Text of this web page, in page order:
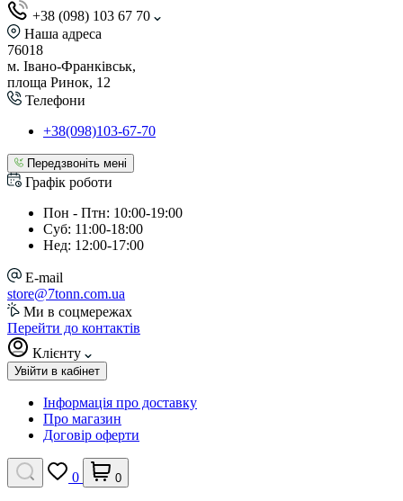
+38 (098) 103 67 70
Наша адреса
76018
м. Івано-Франківськ,
площа Ринок, 12
Телефони
+38(098)103-67-70
Передзвоніть мені
Графік роботи
Пон - Птн: 10:00-19:00
Суб: 11:00-18:00
Нед: 12:00-17:00
E-mail
store@7tonn.com.ua
Ми в соцмережах
Перейти до контактів
Клієнту
Увійти в кабінет
Інформація про доставку
Про магазин
Договір оферти
0 0